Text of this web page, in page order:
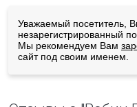
Уважаемый посетитель,
незарегистрированный
Мы рекомендуем Вам
сайт под своим именем.